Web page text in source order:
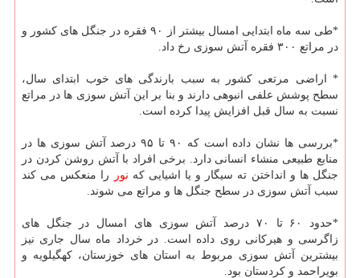
*طی سه ماه ابتدایی امسال بیشتر از ۹۰ فقره در جنگل های كشور و
در مراتع ۳۰۰ فقره آتش سوزی رخ داد.
* اراضی مرتعی كشور به سبب بارندگی های خوب ابتدای سال،
سطح پوشش علفی انبوهی دارند و بنا بر این آتش سوزی ها در مراتع
نسبت به سال قبل افزایش پیدا كرده است.
*بررسی ها نشان داده است كه ۹۰ تا ۹۵ درصد آتش سوزی ها در
منابع طبیعی منشاء انسانی دارد. برخی افراد با آتش روشن كردن در
جنگل ها و انداختن ته سیگار و یا اشیایی كه نور
را منعكس می كند
سبب آتش سوزی در سطح جنگل ها و مراتع می شوند.
*حدود ۶۰ تا ۷۰ درصد آتش سوزی های امسال در جنگل های
زاگرسی و هیركانی روی داده است. در خرداد ماه سال جاری نیز
بیشترین آتش سوزی مربوط به استان های خوزستان، كهگیلویه و
بویراحمد و كردستان بود.